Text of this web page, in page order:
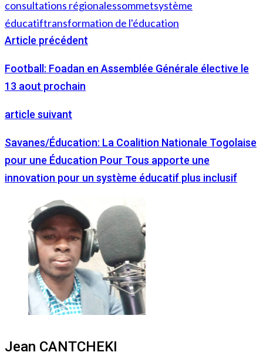
consultations régionalessommetsystème
éducatiftransformation de l'éducation
Article précédent
Football: Foadan en Assemblée Générale élective le
13 aout prochain
article suivant
Savanes/Éducation: La Coalition Nationale Togolaise
pour une Éducation Pour Tous apporte une
innovation pour un système éducatif plus inclusif
Jean CANTCHEKI